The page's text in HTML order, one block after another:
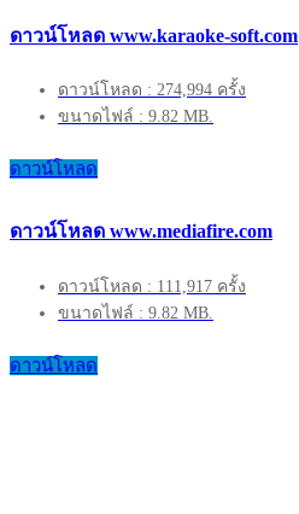
ดาวน์โหลด www.karaoke-soft.com
ดาวน์โหลด : 274,994 ครั้ง
ขนาดไฟล์ : 9.82 MB.
ดาวน์โหลด
ดาวน์โหลด www.mediafire.com
ดาวน์โหลด : 111,917 ครั้ง
ขนาดไฟล์ : 9.82 MB.
ดาวน์โหลด